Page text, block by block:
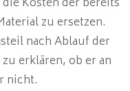
zu ersetzen.
nach Ablauf der
erklären, ob er an
nicht.